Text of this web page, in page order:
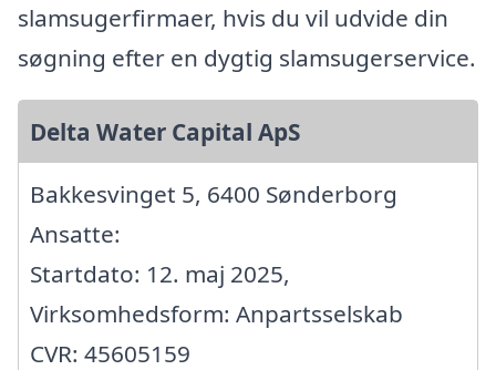
slamsugerfirmaer, hvis du vil udvide din
søgning efter en dygtig slamsugerservice.
Delta Water Capital ApS
Bakkesvinget 5, 6400 Sønderborg
Ansatte:
Startdato: 12. maj 2025,
Virksomhedsform: Anpartsselskab
CVR: 45605159